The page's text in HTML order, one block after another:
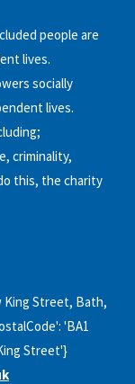
people are
lives.
socially
lives.
criminality,
this, the charity
King Street, Bath,
'BA1
Street'}